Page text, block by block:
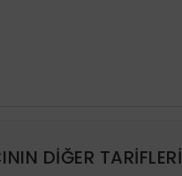
DIĞER TARIFLERI